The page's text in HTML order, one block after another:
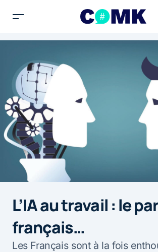
L’IA au travail : le
français…
Les Français sont à la fois